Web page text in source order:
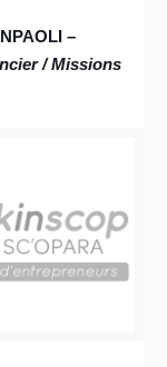
–
/ Missions